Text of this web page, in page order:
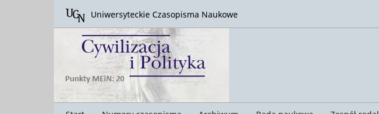
Uniwersyteckie Czasopisma Naukowe